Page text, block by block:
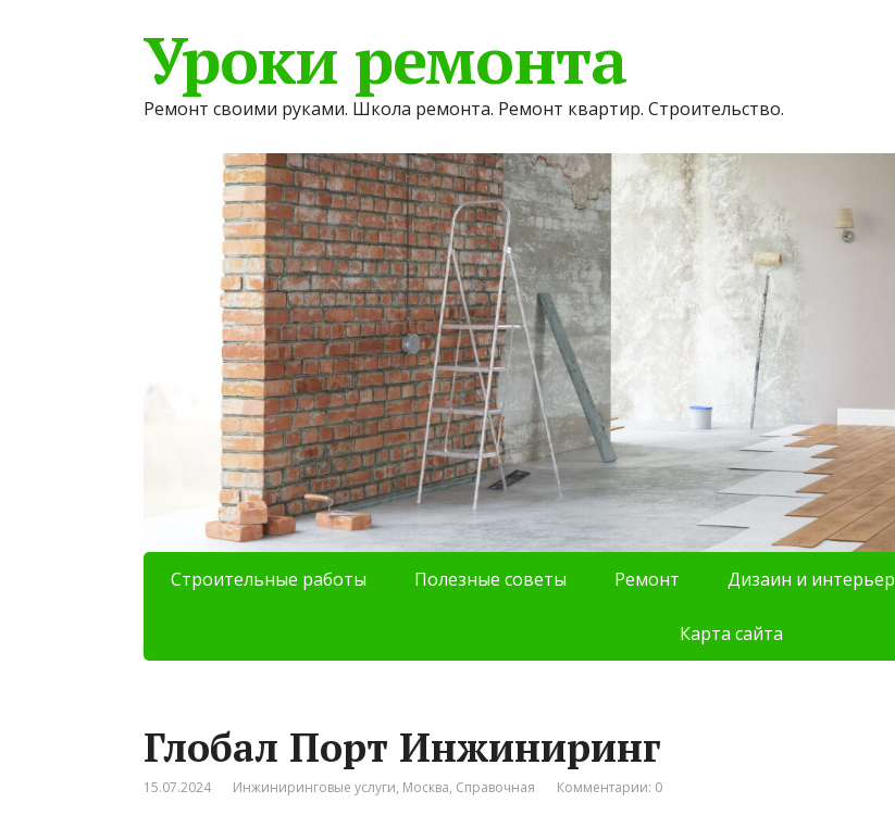
Уроки ремонта
Ремонт своими руками. Школа ремонта. Ремонт квартир. Строительство.
Строительные работы Полезные советы Ремонт Дизаин и интерьер
Карта сайта
Глобал Порт Инжиниринг
15.07.2024 Инжиниринговые услуги, Москва, Справочная Комментарии: 0